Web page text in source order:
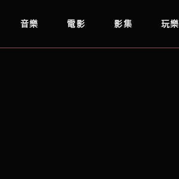
音樂 電影 影集 玩樂